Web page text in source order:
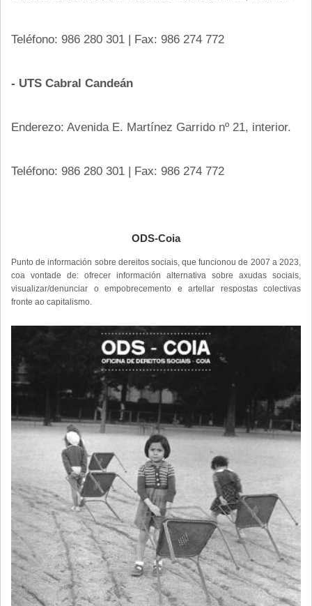
Teléfono: 986 280 301 | Fax: 986 274 772
- UTS Cabral Candeán
Enderezo: Avenida E. Martínez Garrido nº 21, interior.
Teléfono: 986 280 301 | Fax: 986 274 772
ODS-Coia
Punto de información sobre dereitos sociais, que funcionou de 2007 a 2023,
coa vontade de: ofrecer información alternativa sobre axudas sociais,
visualizar/denunciar o empobrecemento e artellar respostas colectivas
fronte ao capitalismo.